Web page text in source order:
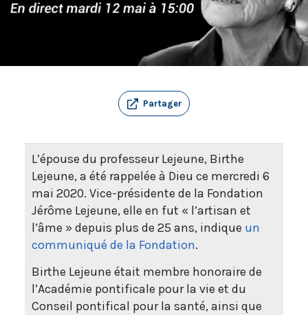
Partager
L’épouse du professeur Lejeune, Birthe
Lejeune, a été rappelée à Dieu ce mercredi 6
mai 2020. Vice-présidente de la Fondation
Jérôme Lejeune, elle en fut « l’artisan et
l’âme » depuis plus de 25 ans, indique un
communiqué de la Fondation.
Birthe Lejeune était membre honoraire de
l’Académie pontificale pour la vie et du
Conseil pontifical pour la santé, ainsi que